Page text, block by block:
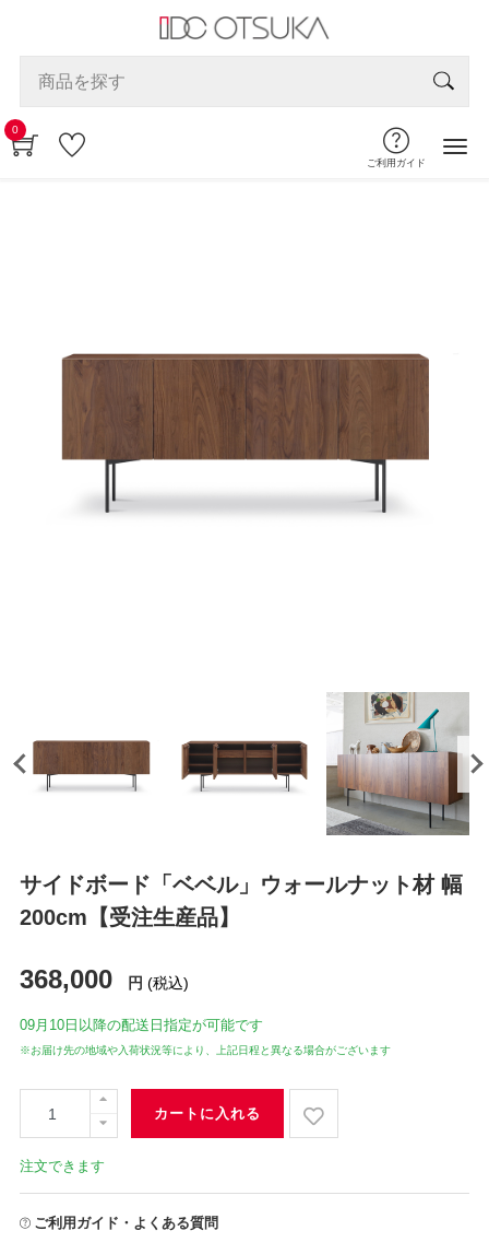
0
ご利用ガイド
サイドボード「ベベル」ウォールナット材 幅
200cm【受注生産品】
368,000 円 (税込)
09月10日 以降の配送日指定が可能です
※お届け先の地域や入荷状況等により、上記日程と異なる場合がございます
カートに入れる
注文できます
ご利用ガイド・よくある質問